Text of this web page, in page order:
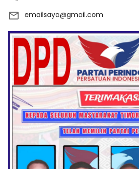
emailsaya@gmail.com